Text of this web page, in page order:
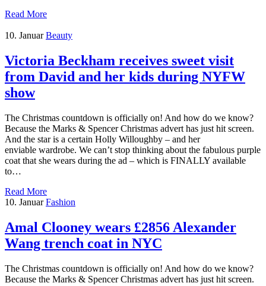
Read More
10. Januar Beauty
Victoria Beckham receives sweet visit
from David and her kids during NYFW
show
The Christmas countdown is officially on! And how do we know?
Because the Marks & Spencer Christmas advert has just hit screen.
And the star is a certain Holly Willoughby – and her
enviable wardrobe. We can’t stop thinking about the fabulous purple
coat that she wears during the ad – which is FINALLY available
to…
Read More
10. Januar Fashion
Amal Clooney wears £2856 Alexander
Wang trench coat in NYC
The Christmas countdown is officially on! And how do we know?
Because the Marks & Spencer Christmas advert has just hit screen.